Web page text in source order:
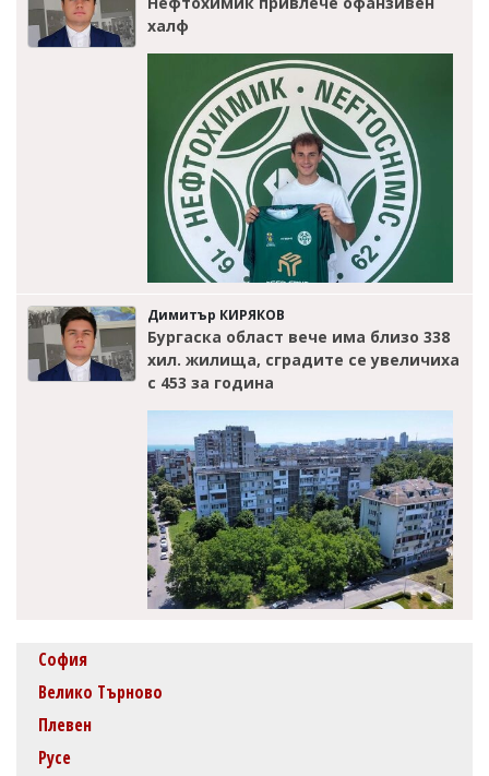
халф
Димитър КИРЯКОВ
Бургаска област вече има близо 338
хил. жилища, сградите се увеличиха
с 453 за година
София
Велико Търново
Плевен
Русе